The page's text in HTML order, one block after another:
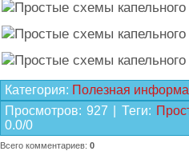
Категория: Полезная
Просмотров: 927 Теги:
0.0/0
Всего комментариев: 0